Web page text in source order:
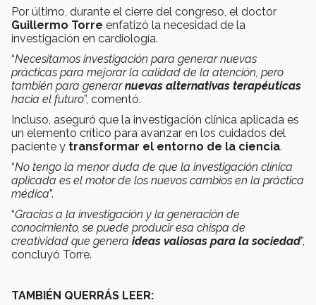
Por último, durante el cierre del congreso, el doctor
Guillermo Torre enfatizó la necesidad de la
investigación en cardiología.
“Necesitamos investigación para generar nuevas
prácticas para mejorar la calidad de la atención, pero
también para generarnuevas alternativas terapéuticas
hacia el futuro”, comentó.
Incluso, aseguró que la investigación clínica aplicada es
un elemento crítico para avanzar en los cuidados del
paciente y transformar el entorno de la ciencia.
“No tengo la menor duda de que la investigación clínica
aplicada es el motor de los nuevos cambios en la práctica
médica”.
“Gracias a la investigación y la generación de
conocimiento, se puede producir esa chispa de
creatividad que genera ideas valiosas para la sociedad”,
concluyó Torre.
TAMBIÉN QUERRÁS LEER: